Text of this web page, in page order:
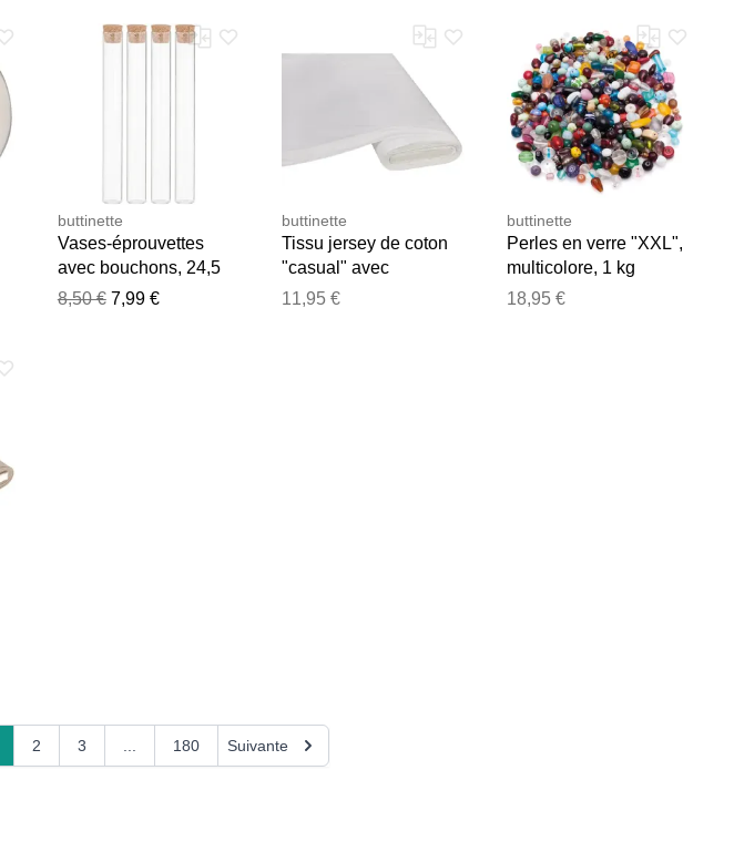
buttinette
Vases-éprouvettes
avec bouchons, 24,5
cm, 3 cm Ø, 4 pièces
8,50 € 7,99 €
buttinette
Tissu jersey de coton
"casual" avec
élasthanne, blanc
11,95 €
buttinette
Perles en verre "XXL",
multicolore, 1 kg
18,95 €
2 3 180 Suivante